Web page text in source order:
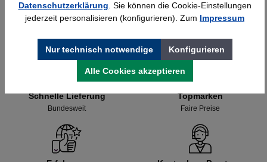
Schnelle Lieferung
Bundesweit
Topmarken
Faire Preise
Datenschutzerklärung . Sie können die Cookie-Einstellungen
jederzeit personalisieren (konfigurieren). Zum Impressum
Nur technisch notwendige Konfigurieren
Alle Cookies akzeptieren